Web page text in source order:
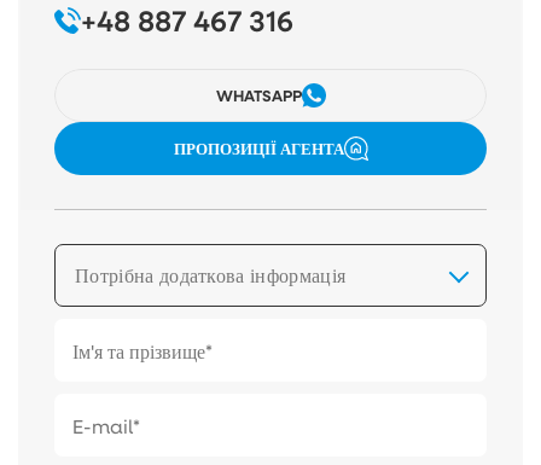
+48 887 467 316
WHATSAPP
ПРОПОЗИЦІЇ АГЕНТА
Потрібна додаткова інформація